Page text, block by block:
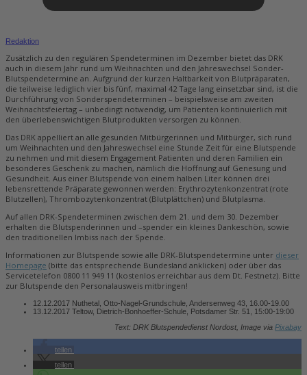
Redaktion
Zusätzlich zu den regulären Spendeterminen im Dezember bietet das DRK
auch in diesem Jahr rund um Weihnachten und den Jahreswechsel Sonder-
Blutspendetermine an. Aufgrund der kurzen Haltbarkeit von Blutpräparaten,
die teilweise lediglich vier bis fünf, maximal 42 Tage lang einsetzbar sind, ist die
Durchführung von Sonderspendeterminen – beispielsweise am zweiten
Weihnachtsfeiertag – unbedingt notwendig, um Patienten kontinuierlich mit
den überlebenswichtigen Blutprodukten versorgen zu können.
Das DRK appelliert an alle gesunden Mitbürgerinnen und Mitbürger, sich rund
um Weihnachten und den Jahreswechsel eine Stunde Zeit für eine Blutspende
zu nehmen und mit diesem Engagement Patienten und deren Familien ein
besonderes Geschenk zu machen, nämlich die Hoffnung auf Genesung und
Gesundheit. Aus einer Blutspende von einem halben Liter können drei
lebensrettende Präparate gewonnen werden: Erythrozytenkonzentrat (rote
Blutzellen), Thrombozytenkonzentrat (Blutplättchen) und Blutplasma.
Auf allen DRK-Spendeterminen zwischen dem 21. und dem 30. Dezember
erhalten die Blutspenderinnen und –spender ein kleines Dankeschön, sowie
den traditionellen Imbiss nach der Spende.
Informationen zur Blutspende sowie alle DRK-Blutspendetermine unter dieser
Homepage (bitte das entsprechende Bundesland anklicken) oder über das
Servicetelefon 0800 11 949 11 (kostenlos erreichbar aus dem Dt. Festnetz). Bitte
zur Blutspende den Personalausweis mitbringen!
12.12.2017 Nuthetal, Otto-Nagel-Grundschule, Andersenweg 43, 16.00-19.00
13.12.2017 Teltow, Dietrich-Bonhoeffer-Schule, Potsdamer Str. 51, 15:00-19:00
Text: DRK Blutspendedienst Nordost, Image via Pixabay
teilen
teilen